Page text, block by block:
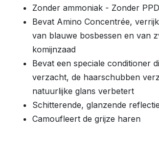
Zonder ammoniak - Zonder PPD
Bevat Amino Concentrée,
van blauwe bosbessen en van
komijnzaad
Bevat een speciale conditioner
verzacht, de haarschubben
natuurlijke glans verbetert
Schitterende, glanzende
Camoufleert de grijze haren